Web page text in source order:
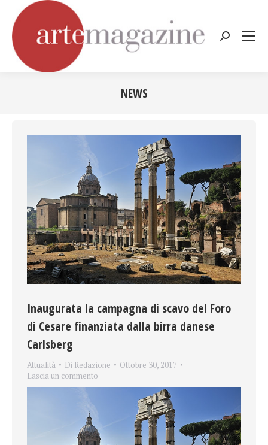
Cerca:
NEWS
Inaugurata la campagna di scavo del Foro
di Cesare finanziata dalla birra danese
Carlsberg
Attualità Di Redazione
Ottobre 30, 2017
Lascia un commento